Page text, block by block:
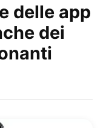
delle app
dei